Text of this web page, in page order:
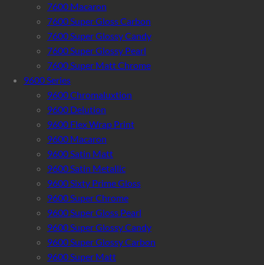
7600 Macaron
7600 Super Gloss Carbon
7600 Super Glossy Candy
7600 Super Glossy Pearl
7600 Super Matt Chrome
9600 Series
9600 Chromaluxtion
9600 Delution
9600 Flex Wrap Print
9600 Macaron
9600 Satin Matt
9600 Satin Metallic
9600 Sixty Prime Gloss
9600 Super Chrome
9600 Super Gloss Pearl
9600 Super Glossy Candy
9600 Super Glossy Carbon
9600 Super Matt